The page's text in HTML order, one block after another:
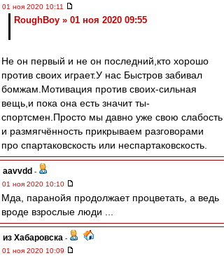
01 ноя 2020 10:11
RoughBoy » 01 ноя 2020 09:55
Не он первый и не он последний,кто хорошо
против своих играет.У нас Быстров забивал
бомжам.Мотивация против своих-сильная
вещь,и пока она есть значит ты-
спортсмен.Просто мы давно уже свою слабость
и размягчённость прикрываем разговорами
про спартаковскость или неспартаковскость.
aavvdd -
01 ноя 2020 10:10
Мда, паранойя продолжает процветать, а ведь
вроде взрослые люди ...
из Хабаровска -
01 ноя 2020 10:09